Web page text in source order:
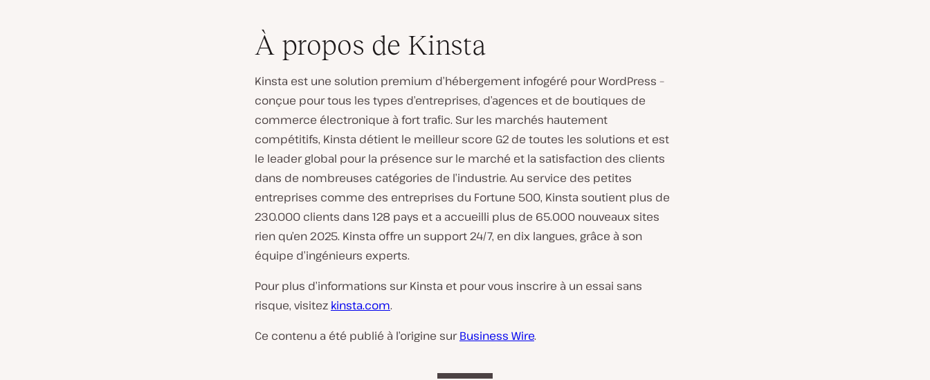
À propos de Kinsta
Kinsta est une solution premium d’hébergement infogéré pour WordPress –
conçue pour tous les types d’entreprises, d’agences et de boutiques de
commerce électronique à fort trafic. Sur les marchés hautement
compétitifs, Kinsta détient le meilleur score G2 de toutes les solutions et est
le leader global pour la présence sur le marché et la satisfaction des clients
dans de nombreuses catégories de l’industrie. Au service des petites
entreprises comme des entreprises du Fortune 500, Kinsta soutient plus de
230.000 clients dans 128 pays et a accueilli plus de 65.000 nouveaux sites
rien qu’en 2025. Kinsta offre un support 24/7, en dix langues, grâce à son
équipe d’ingénieurs experts.
Pour plus d’informations sur Kinsta et pour vous inscrire à un essai sans
risque, visitez kinsta.com.
Ce contenu a été publié à l’origine surBusiness Wire.